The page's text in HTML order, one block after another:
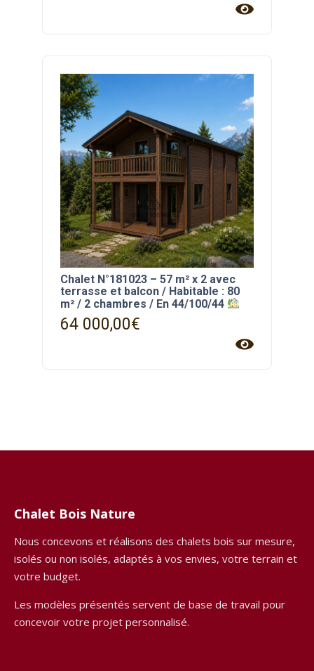
Chalet N°181023 – 57 m² x 2 avec
terrasse et balcon / Habitable : 80
m² / 2 chambres / En 44/100/44
64 000,00€
Chalet Bois Nature
Nous concevons et réalisons des chalets bois sur mesure,
isolés ou non isolés, adaptés à vos envies, votre terrain et
votre budget.
Les modèles présentés servent de base de travail pour
concevoir votre projet personnalisé.